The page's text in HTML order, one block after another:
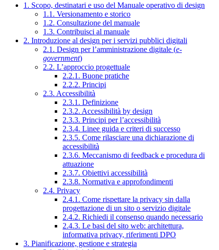
1. Scopo, destinatari e uso del Manuale operativo di design
1.1. Versionamento e storico
1.2. Consultazione del manuale
1.3. Contribuisci al manuale
2. Introduzione al design per i servizi pubblici digitali
2.1. Design per l’amministrazione digitale (e-
government)
2.2. L’approccio progettuale
2.2.1. Buone pratiche
2.2.2. Principi
2.3. Accessibilità
2.3.1. Definizione
2.3.2. Accessibilità by design
2.3.3. Principi per l’accessibilità
2.3.4. Linee guida e criteri di successo
2.3.5. Come rilasciare una dichiarazione di
accessibilità
2.3.6. Meccanismo di feedback e procedura di
attuazione
2.3.7. Obiettivi accessibilità
2.3.8. Normativa e approfondimenti
2.4. Privacy
2.4.1. Come rispettare la privacy sin dalla
progettazione di un sito o servizio digitale
2.4.2. Richiedi il consenso quando necessario
2.4.3. Le basi del sito web: architettura,
informativa privacy, riferimenti DPO
3. Pianificazione, gestione e strategia